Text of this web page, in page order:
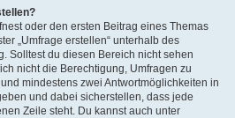
oder den ersten Beitrag eines Themas
„Umfrage erstellen“ unterhalb des
Solltest du diesen Bereich nicht sehen
nicht die Berechtigung, Umfragen zu
mindestens zwei Antwortmöglichkeiten in
und dabei sicherstellen, dass jede
Zeile steht. Du kannst auch unter